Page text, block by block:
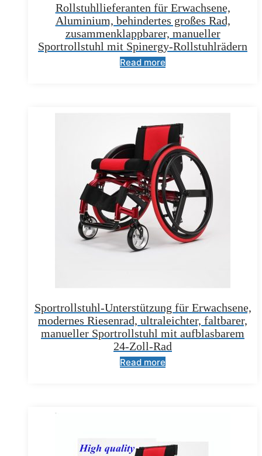
Rollstuhllieferanten für Erwachsene,
Aluminium, behindertes großes Rad,
zusammenklappbarer, manueller
Sportrollstuhl mit Spinergy-Rollstuhlrädern
Read more
Sportrollstuhl-Unterstützung für Erwachsene,
modernes Riesenrad, ultraleichter, faltbarer,
manueller Sportrollstuhl mit aufblasbarem
24-Zoll-Rad
Read more